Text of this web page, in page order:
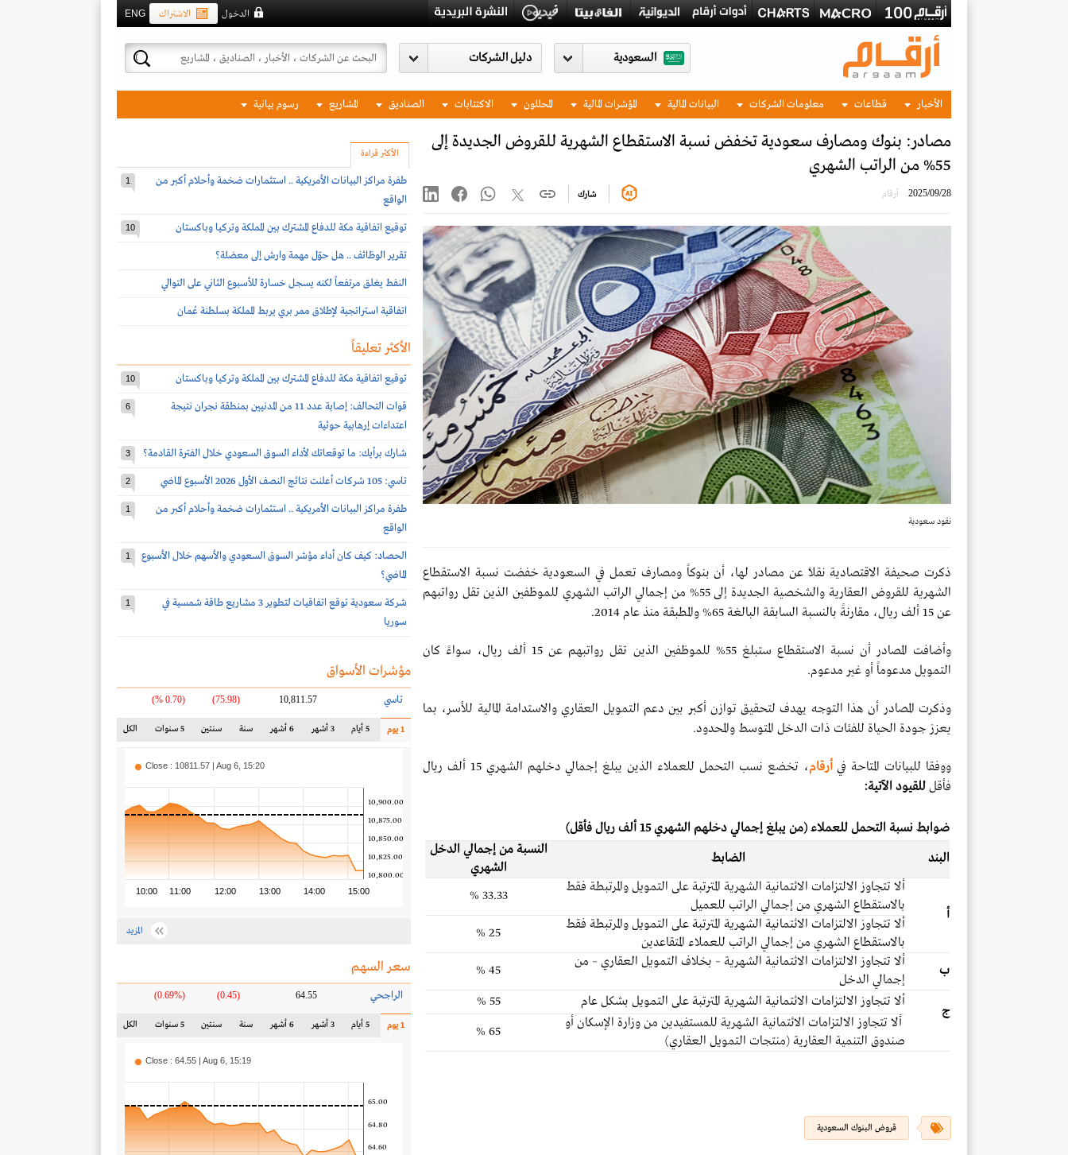
ENG الاشتراك الدخول
السعودية
الأخبار قطاعات معلومات الشركات البيانات المالية المؤشرات المالية المحللون الاكتتابات الصناديق المشاريع رسوم بيانية
مصادر: بنوك ومصارف سعودية تخفض نسبة الاستقطاع الشهرية للقروض الجديدة إلى
55% من الراتب الشهري
2025/09/28 أرقام شارك
نقود سعودية
ذكرت صحيفة الاقتصادية نقلاً عن مصادر لها، أن بنوكاً ومصارف تعمل في السعودية خفضت نسبة الاستقطاع
الشهرية للقروض العقارية والشخصية الجديدة إلى 55% من إجمالي الراتب الشهري للموظفين الذين تقل رواتبهم
عن 15 ألف ريال، مقارنةً بالنسبة السابقة البالغة 65% والمطبقة منذ عام 2014.
وأضافت المصادر أن نسبة الاستقطاع ستبلغ 55% للموظفين الذين تقل رواتبهم عن 15 ألف ريال، سواءً كان
التمويل مدعوماً أو غير مدعوم.
وذكرت المصادر أن هذا التوجه يهدف لتحقيق توازن أكبر بين دعم التمويل العقاري والاستدامة المالية للأسر، بما
يعزز جودة الحياة للفئات ذات الدخل المتوسط والمحدود.
ووفقا للبيانات المتاحة فيأرقام
، تخضع نسب التحمل للعملاء الذين يبلغ إجمالي دخلهم الشهري 15 ألف ريال
فأقل للقيود الآتية:
ضوابط نسبة التحمل للعملاء (من يبلغ إجمالي دخلهم الشهري 15 ألف ريال فأقل)
البند
الضابط
النسبة من إجمالي الدخل
الشهري
أ
ألا تتجاوز الالتزامات الائتمانية الشهرية المترتبة على التمويل والمرتبطة فقط
بالاستقطاع الشهري من إجمالي الراتب للعميل
33.33 %
ألا تتجاوز الالتزامات الائتمانية الشهرية المترتبة على التمويل والمرتبطة فقط
بالاستقطاع الشهري من إجمالي الراتب للعملاء المتقاعدين
25 %
ب
ألا تتجاوز الالتزامات الائتمانية الشهرية – بخلاف التمويل العقاري – من
إجمالي الدخل
45 %
ج
ألا تتجاوز الالتزامات الائتمانية الشهرية المترتبة على التمويل بشكل عام
55 %
ألا تتجاوز الالتزامات الائتمانية الشهرية للمستفيدين من وزارة الإسكان أو
صندوق التنمية العقارية (منتجات التمويل العقاري)
65 %
قروض البنوك السعودية
الأكثر قراءة
طفرة مراكز البيانات الأمريكية .. استثمارات ضخمة وأحلام أكبر من
الواقع
1
توقيع اتفاقية مكة للدفاع المشترك بين المملكة وتركيا وباكستان 10
تقرير الوظائف .. هل حوّل مهمة وارش إلى معضلة؟
النفط يغلق مرتفعاً لكنه يسجل خسارة للأسبوع الثاني على التوالي
اتفاقية استراتجية لإطلاق ممر بري يربط المملكة بسلطنة عُمان
الأكثر تعليقاً
توقيع اتفاقية مكة للدفاع المشترك بين المملكة وتركيا وباكستان 10
قوات التحالف: إصابة عدد 11 من المدنيين بمنطقة نجران نتيجة
اعتداءات إرهابية حوثية
6
شارك برأيك: ما توقعاتك لأداء السوق السعودي خلال الفترة القادمة؟ 3
تاسي: 105 شركات أعلنت نتائج النصف الأول 2026 الأسبوع الماضي 2
طفرة مراكز البيانات الأمريكية .. استثمارات ضخمة وأحلام أكبر من
الواقع
1
الحصاد: كيف كان أداء مؤشر السوق السعودي والأسهم خلال الأسبوع
الماضي؟
1
شركة سعودية توقع اتفاقيات لتطوير 3 مشاريع طاقة شمسية في
سوريا
1
مؤشرات الأسواق
تاسي 10,811.57
(75.98)
(0.70 %)
1 يوم 5 أيام 3 أشهر 6 أشهر سنة سنتين 5 سنوات الكل
10:00 11:00 12:00 13:00 14:00 15:00
10,800.00
10,825.00
10,850.00
10,875.00
10,900.00
Close : 10811.57 | Aug 6, 15:20
المزيد
سعر السهم
الراجحي 64.55
(0.45)
(0.69%)
1 يوم 5 أيام 3 أشهر 6 أشهر سنة سنتين 5 سنوات الكل
64.60
64.80
65.00
Close : 64.55 | Aug 6, 15:19